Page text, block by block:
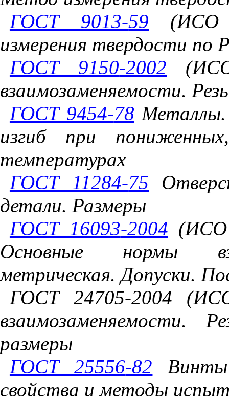
ГОСТ9013-59 (ИСО
измерения твердости по
ГОСТ9150-2002 (
взаимозаменяемости.
ГОСТ9454-78 Металлы
изгиб
при пониженных
температурах
ГОСТ11284-75
детали. Размеры
ГОСТ16093-2004 (ИСО
Основные
нормы
метрическая.Допуски.
ГОСТ24705-2004 (
взаимозаменяемости.
размеры
ГОСТ25556-82
Винты
свойства и методы